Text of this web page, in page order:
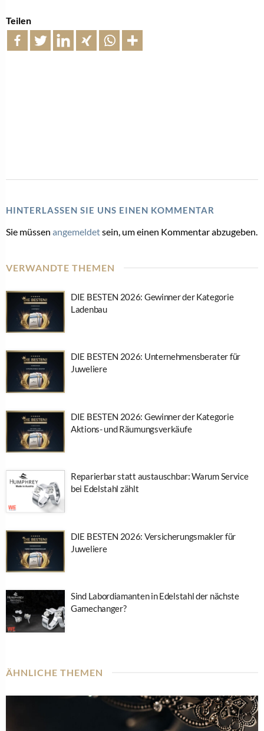
Teilen
HINTERLASSEN SIE UNS EINEN KOMMENTAR
Sie müssen angemeldetsein, um einen Kommentar abzugeben.
VERWANDTE THEMEN
DIE BESTEN 2026: Gewinner der Kategorie
Ladenbau
DIE BESTEN 2026: Unternehmensberater für
Juweliere
DIE BESTEN 2026: Gewinner der Kategorie
Aktions- und Räumungsverkäufe
Reparierbar statt austauschbar: Warum Service
bei Edelstahl zählt
DIE BESTEN 2026: Versicherungsmakler für
Juweliere
Sind Labordiamanten in Edelstahl der nächste
Gamechanger?
ÄHNLICHE THEMEN